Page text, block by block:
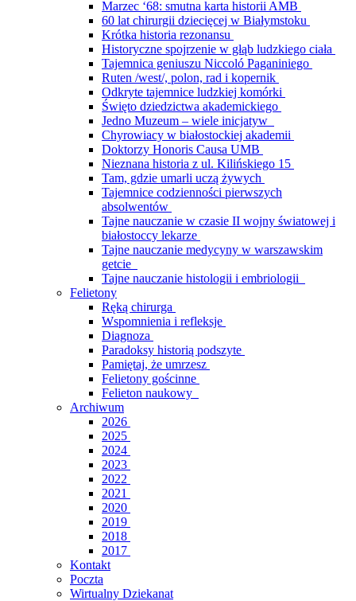
Marzec ‘68: smutna karta historii AMB
60 lat chirurgii dziecięcej w Białymstoku
Krótka historia rezonansu
Historyczne spojrzenie w głąb ludzkiego ciała
Tajemnica geniuszu Niccoló Paganiniego
Ruten /west/, polon, rad i kopernik
Odkryte tajemnice ludzkiej komórki
Święto dziedzictwa akademickiego
Jedno Muzeum – wiele inicjatyw
Chyrowiacy w białostockiej akademii
Doktorzy Honoris Causa UMB
Nieznana historia z ul. Kilińskiego 15
Tam, gdzie umarli uczą żywych
Tajemnice codzienności pierwszych
absolwentów
Tajne nauczanie w czasie II wojny światowej i
białostoccy lekarze
Tajne nauczanie medycyny w warszawskim
getcie
Tajne nauczanie histologii i embriologii
Felietony
Ręką chirurga
Wspomnienia i refleksje
Diagnoza
Paradoksy historią podszyte
Pamiętaj, że umrzesz
Felietony gościnne
Felieton naukowy
Archiwum
2026
2025
2024
2023
2022
2021
2020
2019
2018
2017
Kontakt
Poczta
Wirtualny Dziekanat